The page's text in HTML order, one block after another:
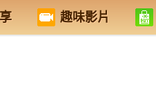
趣味影片